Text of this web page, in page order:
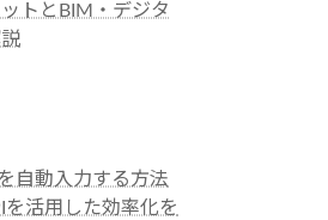
トとBIM・デジタ
自動入力する方法
を活用した効率化を